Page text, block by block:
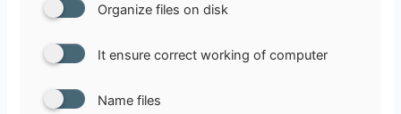
Organize files on disk
It ensure correct working of computer
Name files